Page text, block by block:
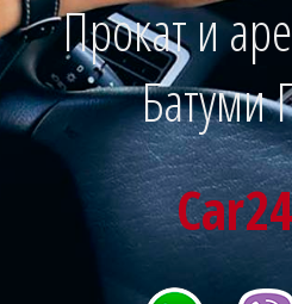
Прокат и
Батуми